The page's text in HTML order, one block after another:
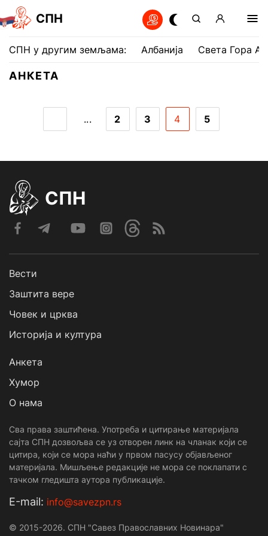
СПН
СПН у другим земљама: Албанија Света Гора
АНКЕТА
... 2 3 4 5
СПН
Вести
Заштита вере
Човек и црква
Историја и култура
Анкета
Хумор
О нама
Сва права заштићена. Употреба и цитирање материјала
сајта СПН дозвољва се уз отворен линк на чланак који се
цитира, који се мора наћи у првом пасусу објављеног
материјала. Мишљење редакције не мора се поклапати с
тачком гледишта аутора публикације.
Е-mail: info@savezpn.rs
© 2015-2026. СПН "Савез Православних Новинара"